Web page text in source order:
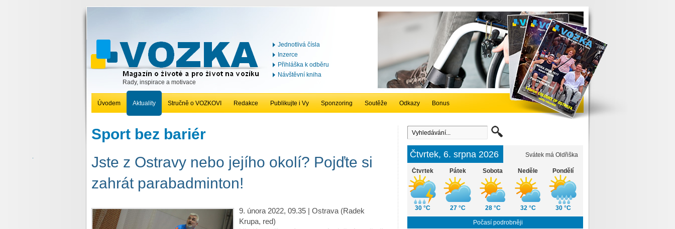
Rady, inspirace a motivace
Jednotlivá čísla
Inzerce
Přihláška k odběru
Návštěvní kniha
Úvodem Aktuality Stručně o VOZKOVI Redakce Publikujte i Vy Sponzoring Soutěže Odkazy Bonus
Sport bez bariér
Jste z Ostravy nebo jejího okolí? Pojďte si
zahrát parabadminton!
9. února 2022, 09.35 | Ostrava (Radek
Krupa, red)
Čtvrtek, 6. srpna 2026 Svátek má Oldřiška
Čtvrtek
30 °C
Pátek
27 °C
Sobota
28 °C
Neděle
32 °C
Pondělí
30 °C
Počasí podrobněji